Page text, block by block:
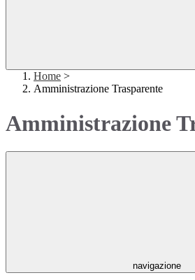
Home >
Amministrazione Trasparente
Amministrazione
navigazione